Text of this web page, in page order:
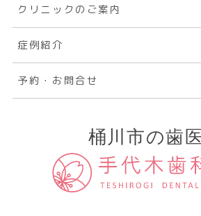
クリニックのご案内
症例紹介
予約・お問合せ
桶川市の歯